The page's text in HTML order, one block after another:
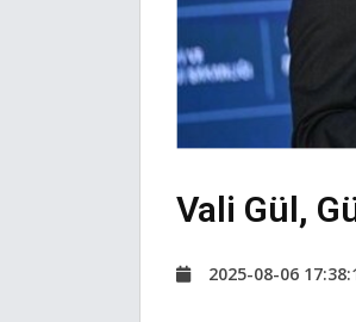
Vali Gül,
2025-08-06